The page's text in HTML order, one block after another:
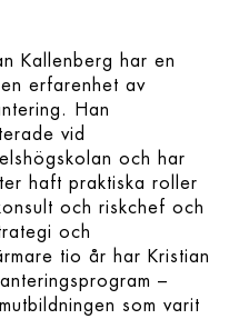
Kallenberg har en
erfarenhet av
Han
vid
och har
haft praktiska roller
och riskchef och
och
tio år har Kristian
–
som varit